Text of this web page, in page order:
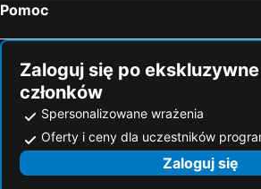
Pomoc
Zaloguj się po
członków
Spersonalizowane wrażenia
Oferty i ceny dla uczestników
Zaloguj się